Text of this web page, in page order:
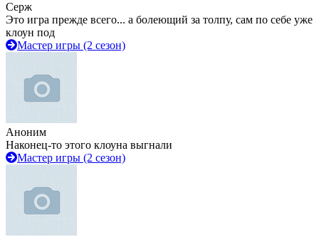
Серж
Это игра прежде всего... а болеющий за толпу, сам по себе уже
клоун под
Мастер игры (2 сезон)
Аноним
Наконец-то этого клоуна выгнали
Мастер игры (2 сезон)